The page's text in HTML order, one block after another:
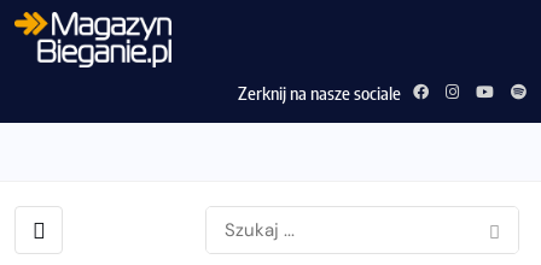
Zerknij na nasze sociale